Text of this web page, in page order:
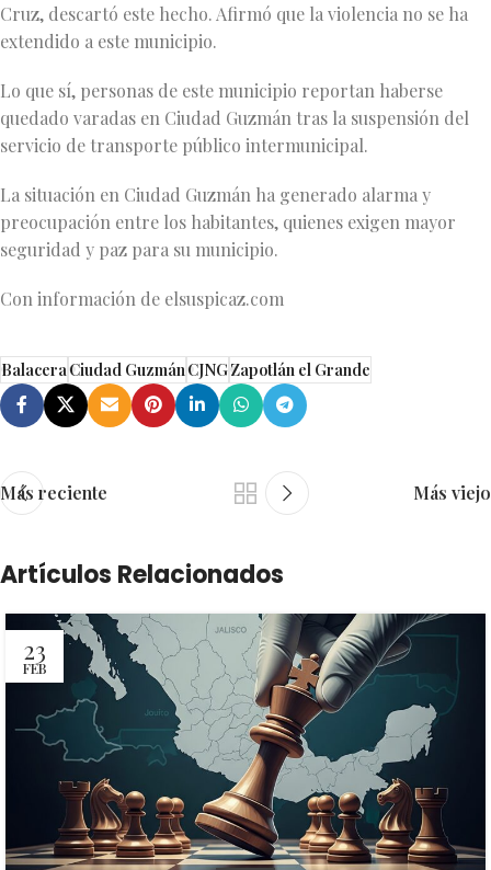
Cruz, descartó este hecho. Afirmó que la violencia no se ha
extendido a este municipio.
Lo que sí, personas de este municipio reportan haberse
quedado varadas en Ciudad Guzmán tras la suspensión del
servicio de transporte público intermunicipal.
La situación en Ciudad Guzmán ha generado alarma y
preocupación entre los habitantes, quienes exigen mayor
seguridad y paz para su municipio.
Con información de elsuspicaz.com
BalaceraCiudad GuzmánCJNGZapotlán el Grande
Más reciente Más viejo
Artículos Relacionados
23
FEB